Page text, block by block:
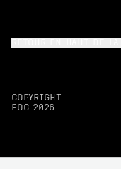
COPYRIGHT
POC 2026